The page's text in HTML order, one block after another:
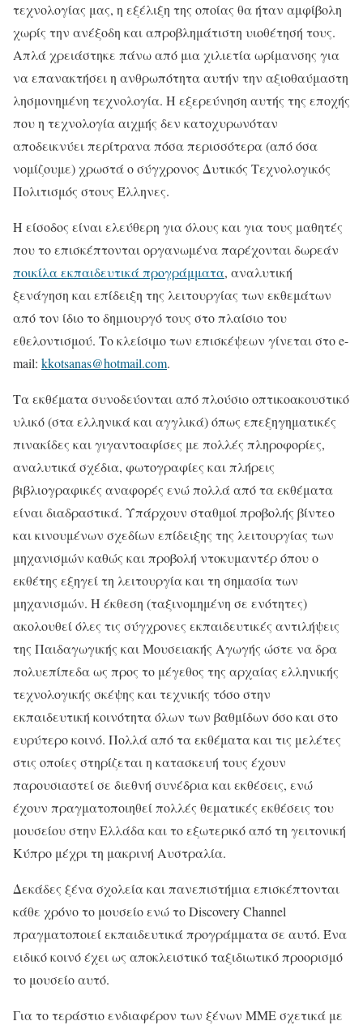
τεχνολογίας μας, η εξέλιξη της οποίας θα ήταν αμφίβολη
χωρίς την ανέξοδη και απροβλημάτιστη υιοθέτησή τους.
Απλά χρειάστηκε πάνω από μια χιλιετία ωρίμανσης για
να επανακτήσει η ανθρωπότητα αυτήν την αξιοθαύμαστη
λησμονημένη τεχνολογία. Η εξερεύνηση αυτής της εποχής
που η τεχνολογία αιχμής δεν κατοχυρωνόταν
αποδεικνύει περίτρανα πόσα περισσότερα (από όσα
νομίζουμε) χρωστά ο σύγχρονος Δυτικός Τεχνολογικός
Πολιτισμός στους Έλληνες.
Η είσοδος είναι ελεύθερη για όλους και για τους μαθητές
που το επισκέπτονται οργανωμένα παρέχονται δωρεάν
ποικίλα εκπαιδευτικά προγράμματα, αναλυτική
ξενάγηση και επίδειξη της λειτουργίας των εκθεμάτων
από τον ίδιο το δημιουργό τους στο πλαίσιο του
εθελοντισμού. Το κλείσιμο των επισκέψεων γίνεται στο e-
mail: kkotsanas@hotmail.com.
Τα εκθέματα συνοδεύονται από πλούσιο οπτικοακουστικό
υλικό (στα ελληνικά και αγγλικά) όπως επεξηγηματικές
πινακίδες και γιγαντοαφίσες με πολλές πληροφορίες,
αναλυτικά σχέδια, φωτογραφίες και πλήρεις
βιβλιογραφικές αναφορές ενώ πολλά από τα εκθέματα
είναι διαδραστικά. Υπάρχουν σταθμοί προβολής βίντεο
και κινουμένων σχεδίων επίδειξης της λειτουργίας των
μηχανισμών καθώς και προβολή ντοκυμαντέρ όπου ο
εκθέτης εξηγεί τη λειτουργία και τη σημασία των
μηχανισμών. Η έκθεση (ταξινομημένη σε ενότητες)
ακολουθεί όλες τις σύγχρονες εκπαιδευτικές αντιλήψεις
της Παιδαγωγικής και Μουσειακής Αγωγής ώστε να δρα
πολυεπίπεδα ως προς το μέγεθος της αρχαίας ελληνικής
τεχνολογικής σκέψης και τεχνικής τόσο στην
εκπαιδευτική κοινότητα όλων των βαθμίδων όσο και στο
ευρύτερο κοινό. Πολλά από τα εκθέματα και τις μελέτες
στις οποίες στηρίζεται η κατασκευή τους έχουν
παρουσιαστεί σε διεθνή συνέδρια και εκθέσεις, ενώ
έχουν πραγματοποιηθεί πολλές θεματικές εκθέσεις του
μουσείου στην Ελλάδα και το εξωτερικό από τη γειτονική
Κύπρο μέχρι τη μακρινή Αυστραλία.
Δεκάδες ξένα σχολεία και πανεπιστήμια επισκέπτονται
κάθε χρόνο το μουσείο ενώ το Discovery Channel
πραγματοποιεί εκπαιδευτικά προγράμματα σε αυτό. Ένα
ειδικό κοινό έχει ως αποκλειστικό ταξιδιωτικό προορισμό
το μουσείο αυτό.
Για το τεράστιο ενδιαφέρον των ξένων ΜΜΕ σχετικά με